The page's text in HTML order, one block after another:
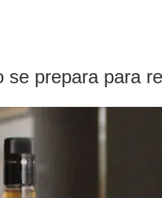
prepara para